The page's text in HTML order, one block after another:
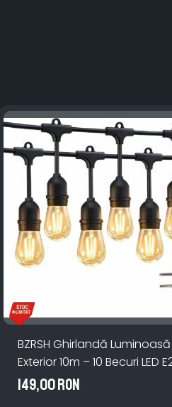
BZRSH Ghirlandă Luminoasă
Exterior 10m – 10 Becuri LED
IP66, incarcare la priza,
Caldă pentru Grădină
149,00 RON